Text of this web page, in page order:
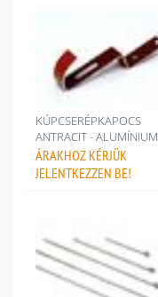
KÚPCSERÉPKAPOCS
ANTRACIT - ALUMÍNIUM
ÁRAKHOZ KÉRJÜK
JELENTKEZZEN BE!